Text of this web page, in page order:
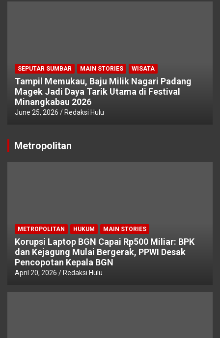
SEPUTAR SUMBAR MAIN STORIES WISATA
Tampil Memukau, Baju Milik Nagari Padang
Magek Jadi Daya Tarik Utama di Festival
Minangkabau 2026
June 25, 2026 Redaksi Hulu
Metropolitan
METROPOLITAN HUKUM MAIN STORIES
Korupsi Laptop BGN Capai Rp500 Miliar: BPK
dan Kejagung Mulai Bergerak, PPWI Desak
Pencopotan Kepala BGN
April 20, 2026 Redaksi Hulu